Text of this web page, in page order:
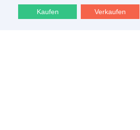
Kaufen Verkaufen